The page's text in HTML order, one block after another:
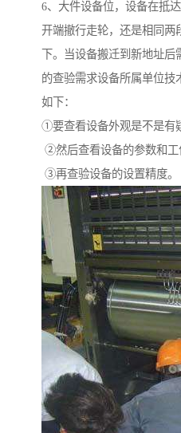
6、大件设备位，设备在抵
开端撤行走轮，还是相同两
下。当设备搬迁到新地址
的查验需求设备所属单位技
如下：
①要查看设备外观是不是有
②然后查看设备的参数和工
③再查验设备的设置精度。